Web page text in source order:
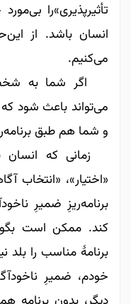
‌تأثیرپذیری»‌را
انسان باشد. از
می‌کنیم.
اگر شما به
می‌تواند باعث ‌شود
و شما هم طبق
زمانی که
«اختیار»، «انتخاب
برنامه‌ریزِ ضمیرِ
کند. ممکن است
برنامۀ مناسب را بلد
خودم، ضمیرِ